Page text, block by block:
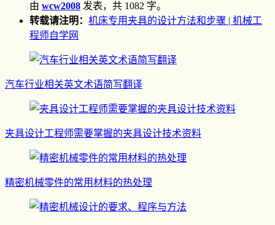
由 wcw2008 发表，共 1082 字。
转载请注明： 机床专用夹具的设计方法和步骤 | 机械工
程师自学网
汽车行业相关英文术语简写翻译
夹具设计工程师需要掌握的夹具设计技术资料
精密机械零件的常用材料的热处理